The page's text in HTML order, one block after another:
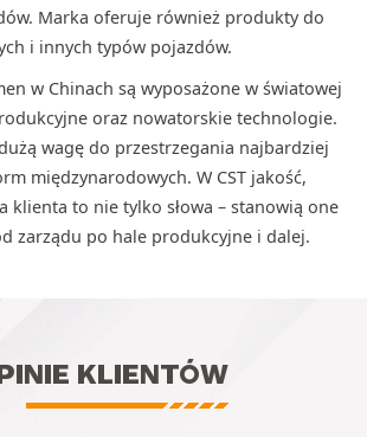
Marka oferuje również produkty do
i innych typów pojazdów.
w Chinach są wyposażone w światowej
oraz nowatorskie technologie.
wagę do przestrzegania najbardziej
międzynarodowych. W CST jakość,
klienta to nie tylko słowa – stanowią one
zarządu po hale produkcyjne i dalej.
KLIENTÓW